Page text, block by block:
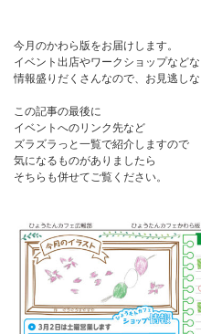
今月のかわら版をお届けします。
イベント出店やワークショップなど
情報盛りだくさんなので、お見逃し
この記事の最後に
イベントへのリンク先など
ズラズラっと一覧で紹介しますので
気になるものがありましたら
そちらも併せてご覧ください。